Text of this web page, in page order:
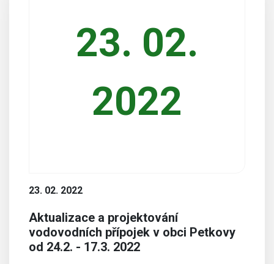
23. 02.
2022
23. 02. 2022
Aktualizace a projektování
vodovodních přípojek v obci Petkovy
od 24.2. - 17.3. 2022